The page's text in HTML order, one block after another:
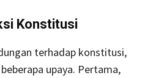
Konstitusi
terhadap konstitusi,
upaya. Pertama,